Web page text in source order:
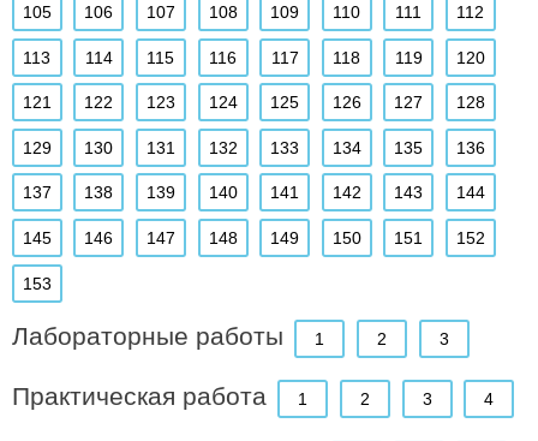
105 106 107 108 109 110 111 112
113 114 115 116 117 118 119 120
121 122 123 124 125 126 127 128
129 130 131 132 133 134 135 136
137 138 139 140 141 142 143 144
145 146 147 148 149 150 151 152
153
Лабораторные работы 1 2 3
Практическая работа 1 2 3 4